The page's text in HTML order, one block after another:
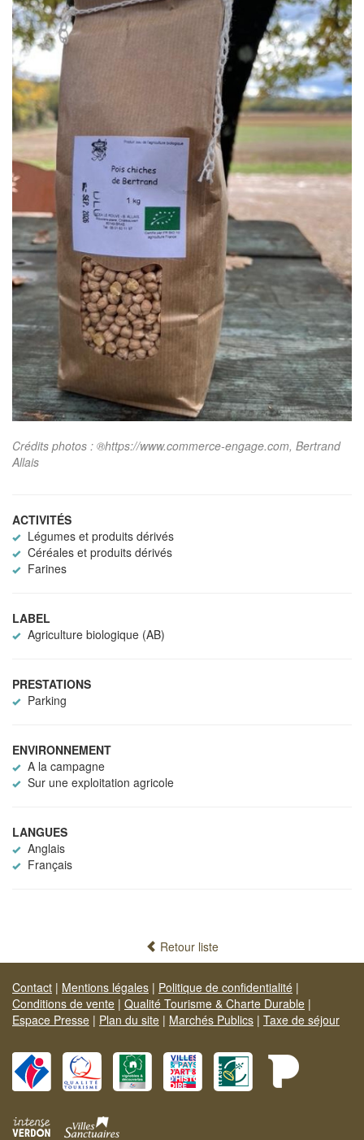
Crédits photos : ®https://www.commerce-engage.com, Bertrand
Allais
ACTIVITÉS
Légumes et produits dérivés
Céréales et produits dérivés
Farines
LABEL
Agriculture biologique (AB)
PRESTATIONS
Parking
ENVIRONNEMENT
A la campagne
Sur une exploitation agricole
LANGUES
Anglais
Français
Retour liste
Contact | Mentions légales | Politique de confidentialité |
Conditions de vente | Qualité Tourisme & Charte Durable |
Espace Presse | Plan du site | Marchés Publics | Taxe de séjour